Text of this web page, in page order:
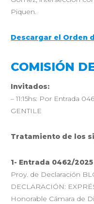
Piquen.
Descargar el Orden
COMISIÓN
Invitados:
– 11:15hs: Por Entrada
GENTILE
Tratamiento de los
1- Entrada 0462/2025
Proy. de Declaración
DECLARACIÓN:
Honorable Cámara de